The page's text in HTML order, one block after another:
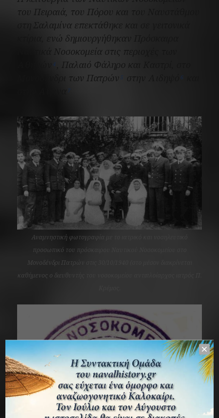
του Πειραιά, του Πόρου και του Ναυστάθμου
στη Σαλαμίνα επεκτάθηκε και σε γειτονικά
κτίρια, ενώ δημιουργήθηκαν
Ναυτικά Νοσοκομεία στις περιοχές των
4
, Παλαιό Φάληρο και Καστρί, στο
Μονοδένδρι των Πατρών 5 6
7
Αναμνηστική φωτογραφία με το ιατρικό και νοσηλευτικό
προσωπικό του πρόσκαιρου Ναυτικού Νοσοκομείου στο
Μονοδένδρι Πατρών στις 30/10/1940 (στο μέσον διακρίνεται
καθήμενος ο διευθυντής του νοσοκομείου αντιπλοίαρχος ιατρός Π.